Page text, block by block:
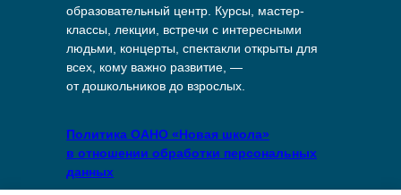
образовательный центр. Курсы, мастер-
классы, лекции, встречи с интересными
людьми, концерты, спектакли открыты для
всех, кому важно развитие, —
от дошкольников до взрослых.
Политика ОАНО «Новая школа»
в отношении обработки персональных
данных